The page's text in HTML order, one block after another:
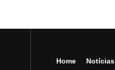
Home Notícias